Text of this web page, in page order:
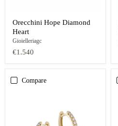
Orecchini Hope Diamond
Heart
Gioielleriagc
€1.540
Compare